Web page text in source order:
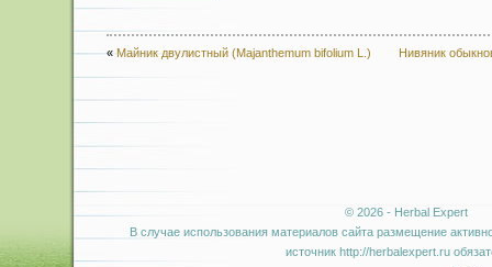
« Майник двулистный (Majanthemum bifolium L.) Нивяник
© 2026 - Herbal Expert
В случае использования материалов сайта размещение
источник http://herbalexpert.ru